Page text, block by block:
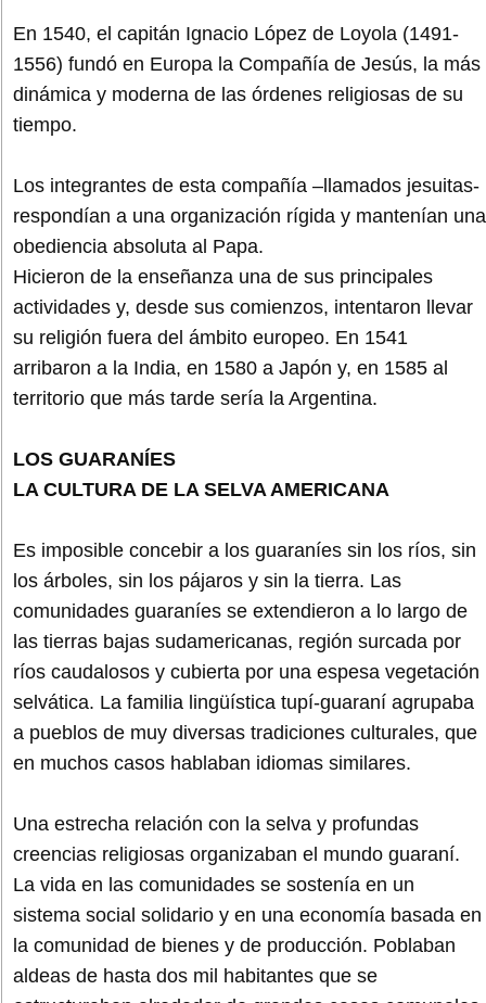
En 1540, el capitán Ignacio López de Loyola (1491-
1556) fundó en Europa la Compañía de Jesús, la más
dinámica y moderna de las órdenes religiosas de su
tiempo.
Los integrantes de esta compañía –llamados jesuitas-
respondían a una organización rígida y mantenían una
obediencia absoluta al Papa.
Hicieron de la enseñanza una de sus principales
actividades y, desde sus comienzos, intentaron llevar
su religión fuera del ámbito europeo. En 1541
arribaron a la India, en 1580 a Japón y, en 1585 al
territorio que más tarde sería la Argentina.
LOS GUARANÍES
LA CULTURA DE LA SELVA AMERICANA
Es imposible concebir a los guaraníes sin los ríos, sin
los árboles, sin los pájaros y sin la tierra. Las
comunidades guaraníes se extendieron a lo largo de
las tierras bajas sudamericanas, región surcada por
ríos caudalosos y cubierta por una espesa vegetación
selvática. La familia lingüística tupí-guaraní agrupaba
a pueblos de muy diversas tradiciones culturales, que
en muchos casos hablaban idiomas similares.
Una estrecha relación con la selva y profundas
creencias religiosas organizaban el mundo guaraní.
La vida en las comunidades se sostenía en un
sistema social solidario y en una economía basada en
la comunidad de bienes y de producción. Poblaban
aldeas de hasta dos mil habitantes que se